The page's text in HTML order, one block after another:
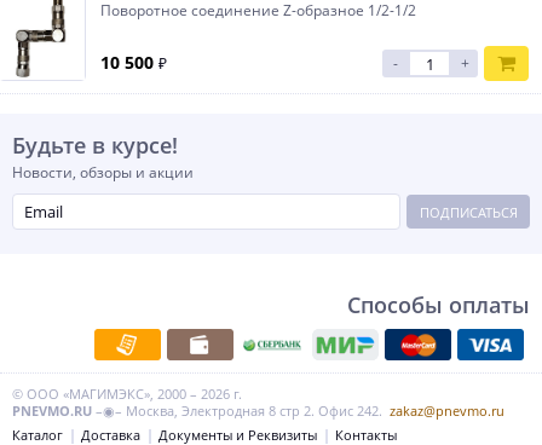
Поворотное соединение Z-образное 1/2-1/2
10 500 ₽ - +
Будьте в курсе!
Новости, обзоры и акции
ПОДПИСАТЬСЯ
Способы оплаты
© ООО «МАГИМЭКС», 2000 – 2026 г.
PNEVMO.RU –◉– Москва, Электродная 8 стр 2. Офис 242. zakaz@pnevmo.ru
Каталог
Доставка Документы и Реквизиты Контакты